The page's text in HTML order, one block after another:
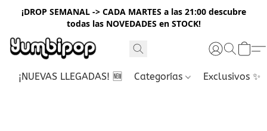
¡DROP SEMANAL -> CADA MARTES a las 21:00 descubre
todas las NOVEDADES en STOCK!
¡NUEVAS LLEGADAS! 🆕 Categorías Exclusivos ✨